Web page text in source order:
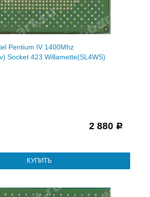
Pentium IV 1400Mhz
Socket 423 Willamette(SL4WS)
2 880 Р